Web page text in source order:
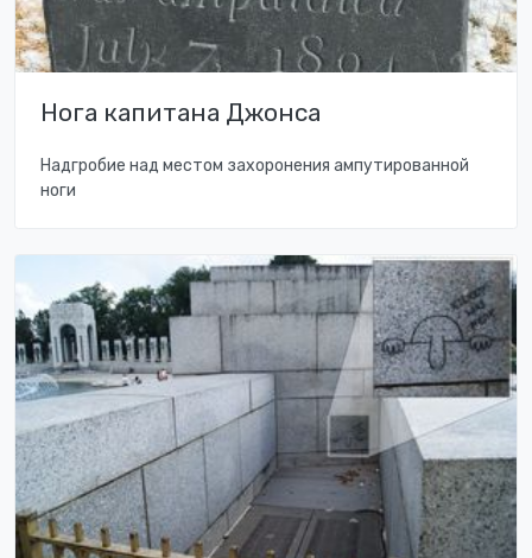
Нога капитана Джонса
Надгробие над местом захоронения ампутированной
ноги